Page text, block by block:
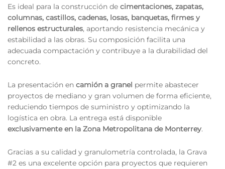
Es ideal para la construcción de cimentaciones, zapatas,
columnas, castillos, cadenas, losas, banquetas, firmes y
rellenos estructurales, aportando resistencia mecánica y
estabilidad a las obras. Su composición facilita una
adecuada compactación y contribuye a la durabilidad del
concreto.
La presentación en camión a granel permite abastecer
proyectos de mediano y gran volumen de forma eficiente,
reduciendo tiempos de suministro y optimizando la
logística en obra. La entrega está disponible
exclusivamente en la Zona Metropolitana de Monterrey.
Gracias a su calidad y granulometría controlada, la Grava
#2 es una excelente opción para proyectos que requieren